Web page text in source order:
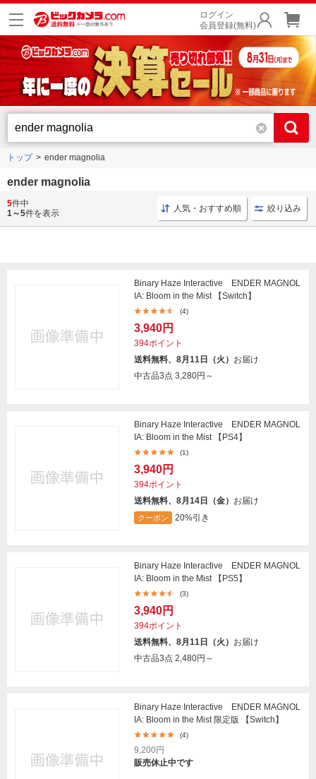
ログイン
会員登録(無料)
トップ ender magnolia
ender magnolia
探索型 ホムンクルス 探索型 終末世界 終末世界 ア
5件中
1～5件を表示 人気・おすすめ順 絞り込み
Binary Haze Interactive ENDER MAGNOL
IA: Bloom in the Mist 【Switch】
(4)
3,940円
394ポイント
送料無料、8月11日（火） お届け
中古品3点 3,280円～
Binary Haze Interactive ENDER MAGNOL
IA: Bloom in the Mist 【PS4】
(1)
3,940円
394ポイント
送料無料、8月14日（金） お届け
クーポン 20%引き
Binary Haze Interactive ENDER MAGNOL
IA: Bloom in the Mist 【PS5】
(3)
3,940円
394ポイント
送料無料、8月11日（火） お届け
中古品3点 2,480円～
Binary Haze Interactive ENDER MAGNOL
IA: Bloom in the Mist 限定版 【Switch】
(4)
9,200円
販売休止中です